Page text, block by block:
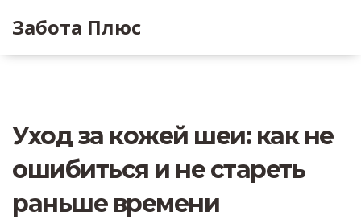
Забота Плюс
Уход за кожей шеи: как не
ошибиться и не стареть
раньше времени